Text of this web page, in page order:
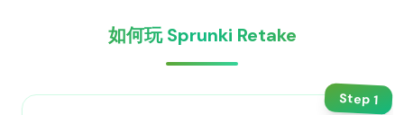
如何玩 Sprunki Retake
Step1